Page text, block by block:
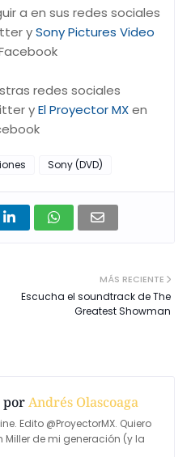
a en sus redes sociales
ySony Pictures Video
redes sociales
yEl Proyector MXen
Sony (DVD)
MÁS RECIENTE
Escucha el soundtrack de The
Greatest Showman
porAndrés Olascoaga
Edito @ProyectorMX. Quiero
Miller de mi generación (y la